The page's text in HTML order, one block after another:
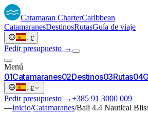
Catamaran CharterCaribbean
CatamaranesDestinosRutasGuía de viaje
· €
Pedir presupuesto →
Menú
01Catamaranes02Destinos03Rutas04
· €
Pedir presupuesto →+385 91 3000 009
—Inicio/Catamaranes/Bali 4.4 Nautical